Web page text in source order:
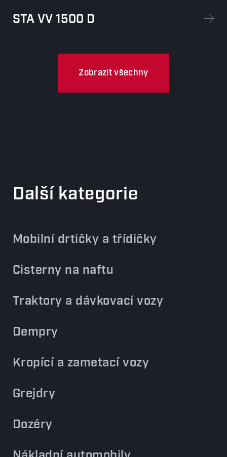
STA VV 1500 D
Zobrazit všechny
Další kategorie
Mobilní drtičky a třídičky
Cisterny na naftu
Traktory a dávkovací vozy
Dempry
Kropící a zametací vozy
Grejdry
Dozéry